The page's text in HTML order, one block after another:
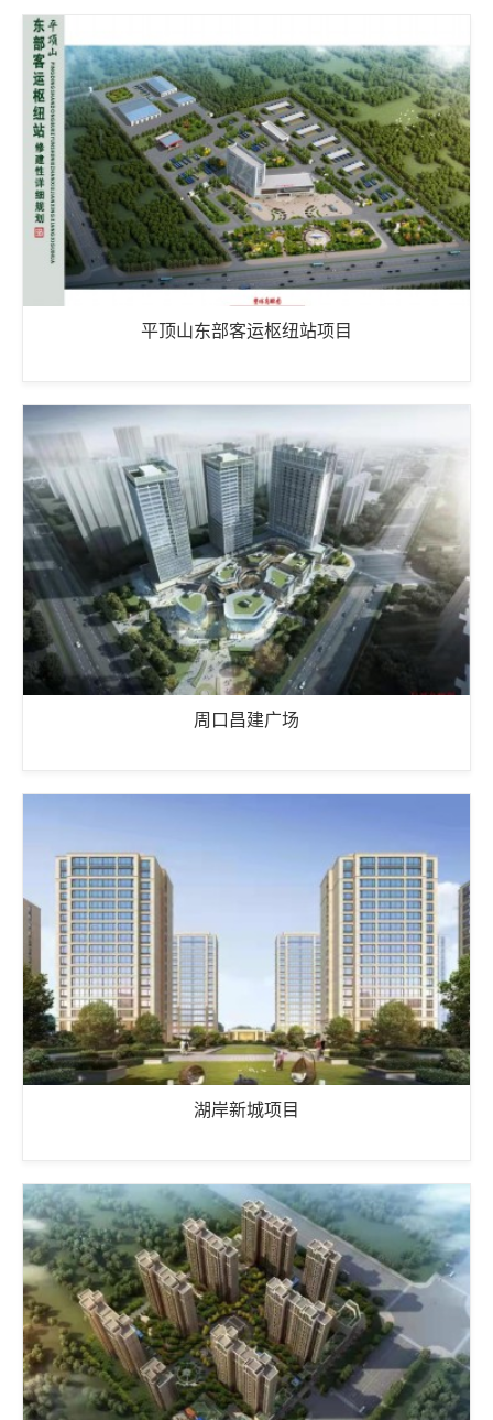
平顶山东部客运枢纽站项目
周口昌建广场
湖岸新城项目